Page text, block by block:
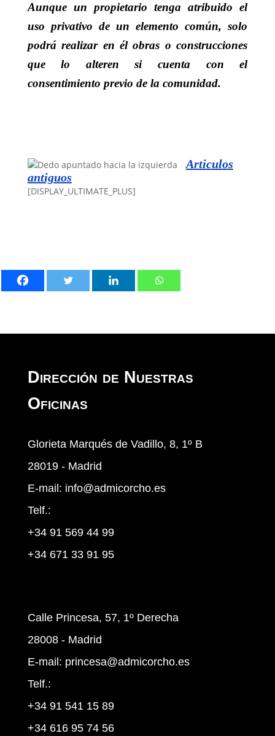
Aunque un propietario tenga atribuido el
uso privativo de un elemento común, solo
podrá realizar en él obras o construcciones
que lo alteren si cuenta con el
consentimiento previo de la comunidad.
Articulos
antiguos
[DISPLAY_ULTIMATE_PLUS]
Dirección de Nuestras
Oficinas
Glorieta Marqués de Vadillo, 8, 1º B
28019 - Madrid
E-mail: info@admicorcho.es
Telf.:
+34 91 569 44 99
+34 671 33 91 95
Calle Princesa, 57, 1º Derecha
28008 - Madrid
E-mail: princesa@admicorcho.es
Telf.:
+34 91 541 15 89
+34 616 95 74 56